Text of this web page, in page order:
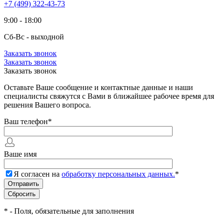
+7 (499) 322-43-73
9:00 - 18:00
Сб-Вс - выходной
Заказать звонок
Заказать звонок
Заказать звонок
Оставьте Ваше сообщение и контактные данные и наши
специалисты свяжутся с Вами в ближайшее рабочее время для
решения Вашего вопроса.
Ваш телефон*
Ваше имя
Я согласен на обработку персональных данных.*
* - Поля, обязательные для заполнения